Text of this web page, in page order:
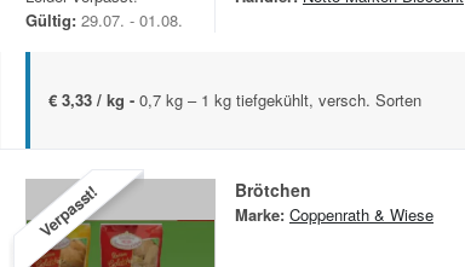
Gültig: 29.07. - 01.08.
€ 3,33 / kg - 0,7 kg – 1 kg tiefgekühlt, versch. Sorten
Verpasst! Brötchen
Marke: Coppenrath & Wiese